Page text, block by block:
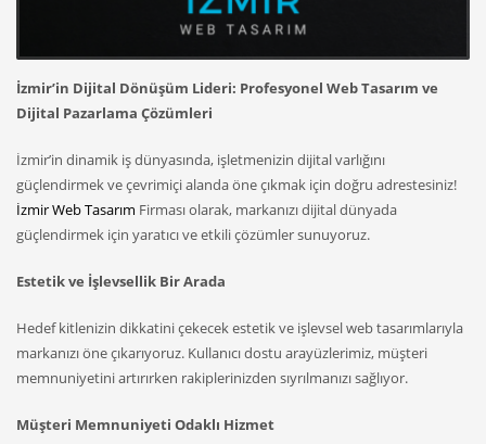
İzmir’in Dijital Dönüşüm Lideri: Profesyonel Web Tasarım ve
Dijital Pazarlama Çözümleri
İzmir’in dinamik iş dünyasında, işletmenizin dijital varlığını
güçlendirmek ve çevrimiçi alanda öne çıkmak için doğru adrestesiniz!
İzmir Web Tasarım Firması olarak, markanızı dijital dünyada
güçlendirmek için yaratıcı ve etkili çözümler sunuyoruz.
Estetik ve İşlevsellik Bir Arada
Hedef kitlenizin dikkatini çekecek estetik ve işlevsel web tasarımlarıyla
markanızı öne çıkarıyoruz. Kullanıcı dostu arayüzlerimiz, müşteri
memnuniyetini artırırken rakiplerinizden sıyrılmanızı sağlıyor.
Müşteri Memnuniyeti Odaklı Hizmet